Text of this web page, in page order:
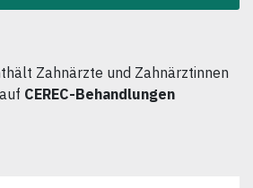
Zahnärzte und Zahnärztinnen
CEREC-Behandlungen